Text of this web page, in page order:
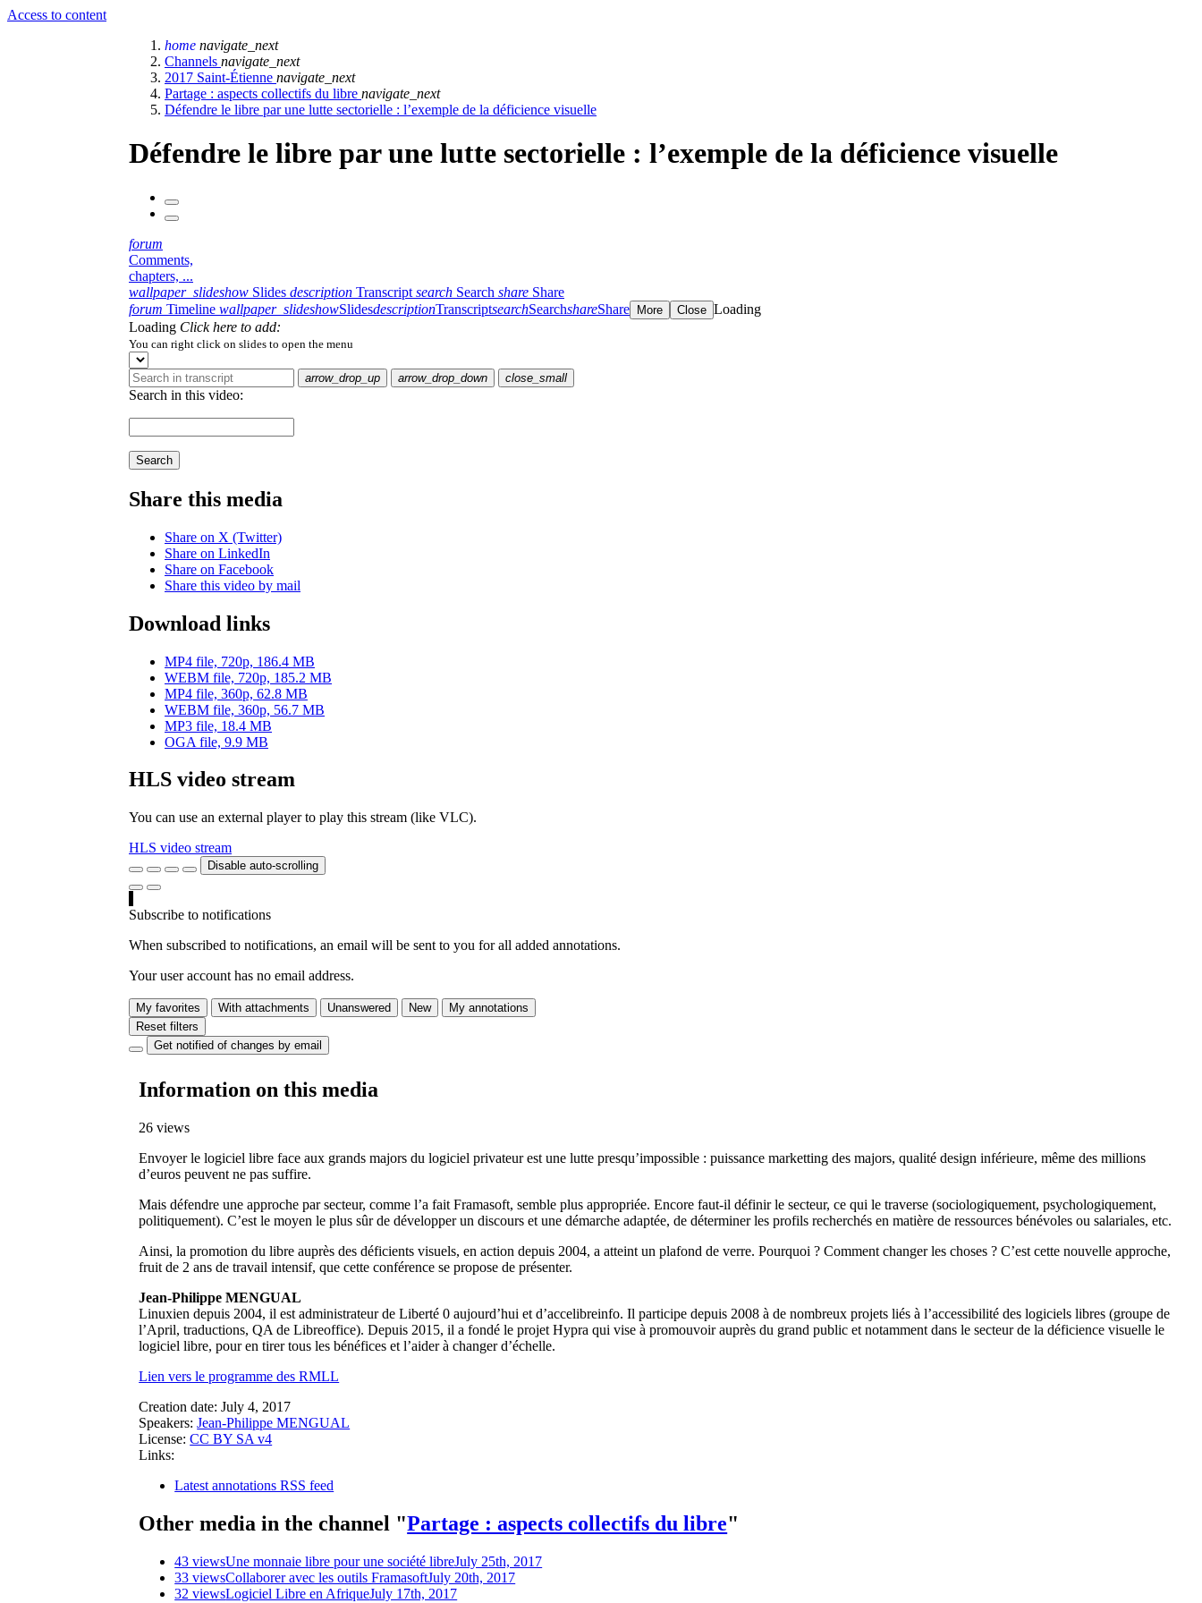
Access to content
home navigate_next
Channels navigate_next
2017 Saint-Étienne navigate_next
Partage : aspects collectifs du libre navigate_next
Défendre le libre par une lutte sectorielle : l’exemple de la déficience visuelle
Défendre le libre par une lutte sectorielle : l’exemple de la déficience visuelle
forum
Comments,
chapters, ...
wallpaper_slideshow Slides description Transcript search Search share Share
forum Timeline wallpaper_slideshowSlidesdescriptionTranscriptsearchSearchshareShare More Close Loading
Loading Click here to add:
You can right click on slides to open the menu
arrow_drop_up arrow_drop_down close_small
Search in this video:
Search
Share this media
Share on X (Twitter)
Share on LinkedIn
Share on Facebook
Share this video by mail
Download links
MP4 file, 720p, 186.4 MB
WEBM file, 720p, 185.2 MB
MP4 file, 360p, 62.8 MB
WEBM file, 360p, 56.7 MB
MP3 file, 18.4 MB
OGA file, 9.9 MB
HLS video stream
You can use an external player to play this stream (like VLC).
HLS video stream
Disable auto-scrolling
Subscribe to notifications
When subscribed to notifications, an email will be sent to you for all added annotations.
Your user account has no email address.
My favorites With attachments Unanswered New
My annotations
Reset filters
Get notified of changes by email
Information on this media
26 views
Envoyer le logiciel libre face aux grands majors du logiciel privateur est une lutte presqu’impossible : puissance marketting des majors, qualité design inférieure, même des millions
d’euros peuvent ne pas suffire.
Mais défendre une approche par secteur, comme l’a fait Framasoft, semble plus appropriée. Encore faut-il définir le secteur, ce qui le traverse (sociologiquement, psychologiquement,
politiquement). C’est le moyen le plus sûr de développer un discours et une démarche adaptée, de déterminer les profils recherchés en matière de ressources bénévoles ou salariales, etc.
Ainsi, la promotion du libre auprès des déficients visuels, en action depuis 2004, a atteint un plafond de verre. Pourquoi ? Comment changer les choses ? C’est cette nouvelle approche,
fruit de 2 ans de travail intensif, que cette conférence se propose de présenter.
Jean-Philippe MENGUAL
Linuxien depuis 2004, il est administrateur de Liberté 0 aujourd’hui et d’accelibreinfo. Il participe depuis 2008 à de nombreux projets liés à l’accessibilité des logiciels libres (groupe de
l’April, traductions, QA de Libreoffice). Depuis 2015, il a fondé le projet Hypra qui vise à promouvoir auprès du grand public et notamment dans le secteur de la déficience visuelle le
logiciel libre, pour en tirer tous les bénéfices et l’aider à changer d’échelle.
Lien vers le programme des RMLL
Creation date: July 4, 2017
Speakers: Jean-Philippe MENGUAL
License: CC BY SA v4
Links:
Latest annotations RSS feed
Other media in the channel "Partage : aspects collectifs du libre"
43 viewsUne monnaie libre pour une société libreJuly 25th, 2017
33 viewsCollaborer avec les outils FramasoftJuly 20th, 2017
32 viewsLogiciel Libre en AfriqueJuly 17th, 2017